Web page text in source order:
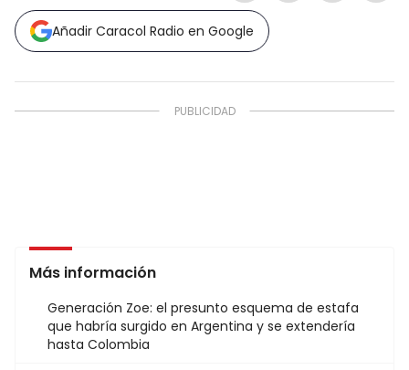
Añadir Caracol Radio en Google
Más información
Generación Zoe: el presunto esquema de estafa
que habría surgido en Argentina y se extendería
hasta Colombia